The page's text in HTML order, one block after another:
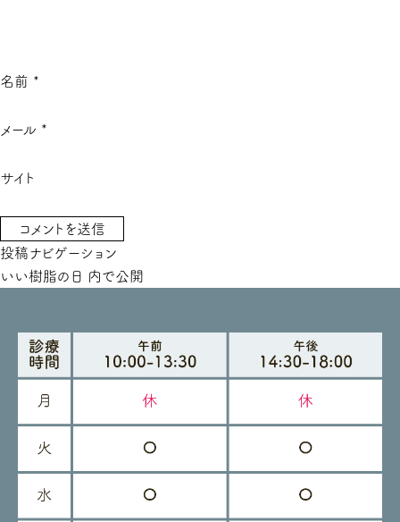
名前 *
メール *
サイト
投稿ナビゲーション
いい樹脂の日 内で公開